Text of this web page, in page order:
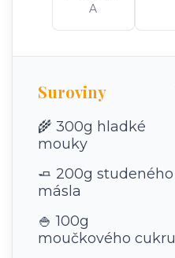
A
Suroviny
🌾 300g hladké
mouky
🧈 200g studeného
másla
🍚 100g
moučkového cukru